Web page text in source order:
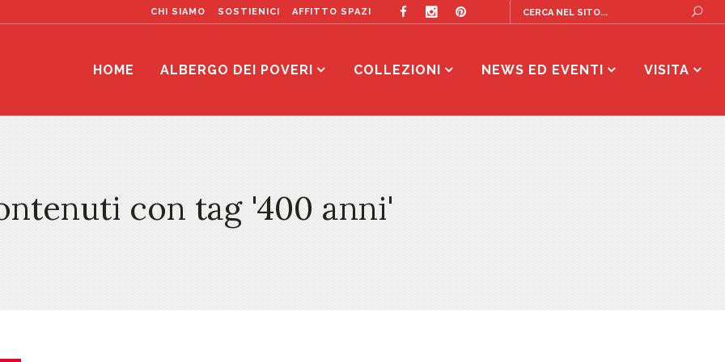
CHI SIAMO SOSTIENICI AFFITTO SPAZI
HOME ALBERGO DEI POVERI COLLEZIONI NEWS ED EVENTI VISITA
con tag '400 anni'